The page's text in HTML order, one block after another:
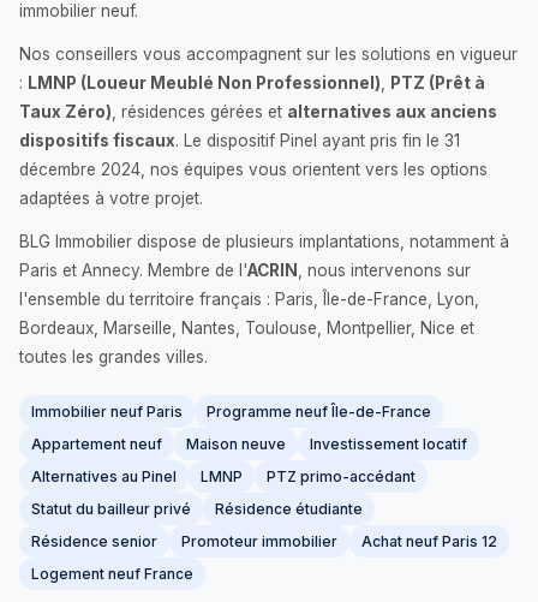
immobilier neuf.
Nos conseillers vous accompagnent sur les solutions en vigueur
: LMNP (Loueur Meublé Non Professionnel)
PTZ (Prêt à
Taux Zéro) , résidences gérées et alternatives aux anciens
dispositifs fiscaux. Le dispositif Pinel ayant pris fin le 31
décembre 2024, nos équipes vous orientent vers les options
adaptées à votre projet.
BLG Immobilier dispose de plusieurs implantations, notamment à
Paris et Annecy. Membre de l'ACRIN
, nous intervenons sur
l'ensemble du territoire français : Paris, Île-de-France, Lyon,
Bordeaux, Marseille, Nantes, Toulouse, Montpellier, Nice et
toutes les grandes villes.
Immobilier neuf Paris
Programme neuf Île-de-France
Appartement neuf
Maison neuve
Investissement locatif
Alternatives au Pinel
LMNP
PTZ primo-accédant
Statut du bailleur privé
Résidence étudiante
Résidence senior
Promoteur immobilier
Achat neuf Paris 12
Logement neuf France